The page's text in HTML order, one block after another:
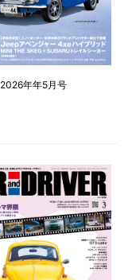
2026年年5月号